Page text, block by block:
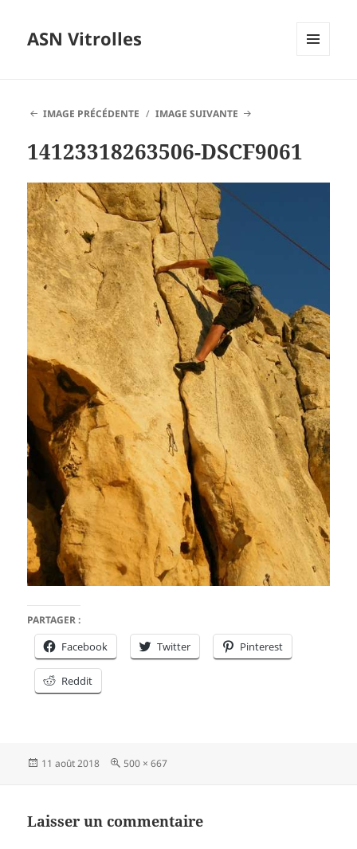
ASN Vitrolles
IMAGE PRÉCÉDENTE
IMAGE SUIVANTE
14123318263506-DSCF9061
PARTAGER :
Facebook Twitter Pinterest
Reddit
Publié
11 août 2018
Taille
500 × 667
Laisser un commentaire